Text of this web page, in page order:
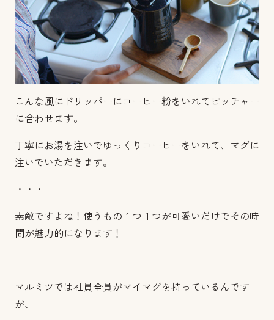
こんな風にドリッパーにコーヒー粉をいれてピッチャー
に合わせます。
丁寧にお湯を注いでゆっくりコーヒーをいれて、マグに
注いでいただきます。
・・・
素敵ですよね！使うもの１つ１つが可愛いだけでその時
間が魅力的になります！
マルミツでは社員全員がマイマグを持っているんです
が、